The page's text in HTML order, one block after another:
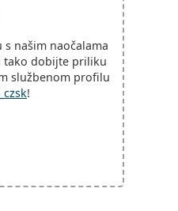
našim naočalama
tako dobijte priliku
službenom profilu
!